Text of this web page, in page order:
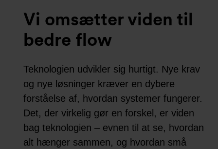
Vi omsætter viden til
bedre flow
Teknologien udvikler sig hurtigt. Nye krav
og nye løsninger kræver en dybere
forståelse af, hvordan systemer fungerer.
Det, der virkelig gør en forskel, er viden
bag teknologien – evnen til at se, hvordan
alt hænger sammen, og hvordan små